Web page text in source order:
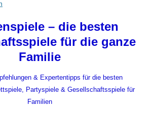
– die besten
für die ganze
Familie
& Expertentipps für die besten
Partyspiele & Gesellschaftsspiele für
Familien